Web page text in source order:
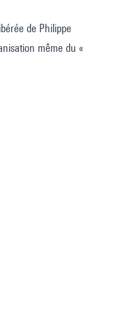
de Philippe
même du «